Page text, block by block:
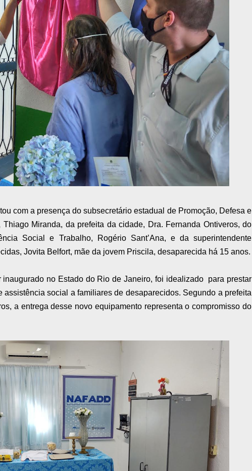
com a presença do subsecretário estadual de Promoção, Defesa e
Miranda, da prefeita da cidade, Dra. Fernanda Ontiveros, do
Social e Trabalho, Rogério Sant’Ana, e da superintendente
Jovita Belfort, mãe da jovem Priscila, desaparecida há 15 anos.
no Estado do Rio de Janeiro, foi idealizado para prestar
assistência social a familiares de desaparecidos. Segundo a prefeita
a entrega desse novo equipamento representa o compromisso do